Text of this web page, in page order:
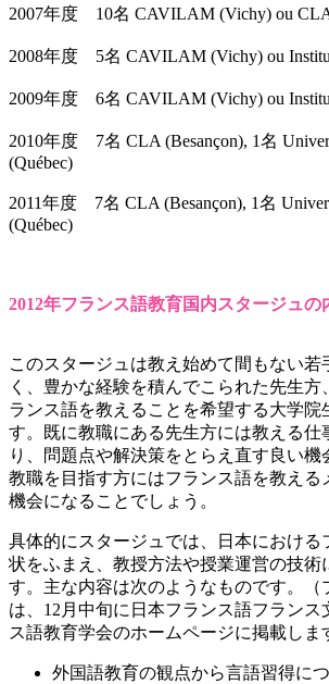
2007年度 10名 CAVILAM (Vichy) ou CLA
2008年度 5名 CAVILAM (Vichy) ou
2009年度 6名 CAVILAM (Vichy) ou
2010年度 7名 CLA (Besançon), 1名
(Québec)
2011年度 7名 CLA (Besançon), 1名
(Québec)
2012年フランス語教育国内スタージュの
このスタージュは教え始めて間もない若
く、豊かな経験を積んでこられた先生方
ランス語を教えることを希望する大学院
す。既に教職にある先生方には教える仕
り、問題点や解決策をとらえ直す良い機
教職を目指す方にはフランス語を教える
機会になることでしょう。
具体的にスタージュでは、日本における
状をふまえ、教授方法や授業運営の技術
す。主な内容は次のようなものです。（
は、12月中旬に日本フランス語フランス
ス語教育学会のホームページに掲載しま
外国語教育の観点から言語習得に